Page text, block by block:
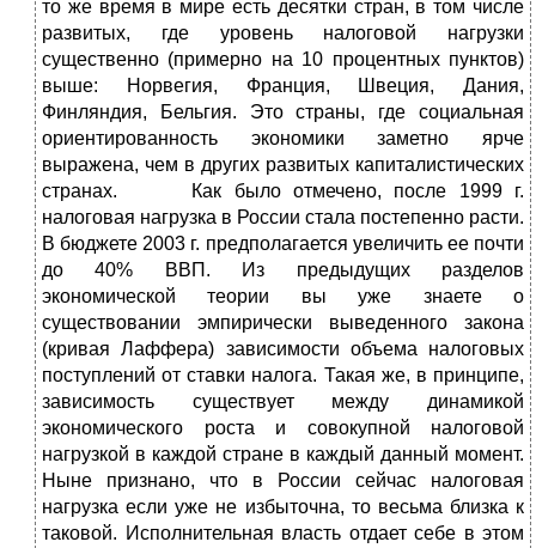
то же время в мире есть десятки стран, в том числе
развитых, где уровень налоговой нагрузки
существенно (примерно на 10 процентных пунктов)
выше: Норвегия, Франция, Швеция, Дания,
Финляндия, Бельгия. Это страны, где социальная
ориентированность экономики заметно ярче
выражена, чем в других развитых капиталистических
странах. Как было отмечено, после 1999 г.
налоговая нагрузка в России стала постепенно расти.
В бюджете 2003 г. предполагается увеличить ее почти
до 40% ВВП. Из предыдущих разделов
экономической теории вы уже знаете о
существовании эмпирически выведенного закона
(кривая Лаффера) зависимости объема налоговых
поступлений от ставки налога. Такая же, в принципе,
зависимость существует между динамикой
экономического роста и совокупной налоговой
нагрузкой в каждой стране в каждый данный момент.
Ныне признано, что в России сейчас налоговая
нагрузка если уже не избыточна, то весьма близка к
таковой. Исполнительная власть отдает себе в этом